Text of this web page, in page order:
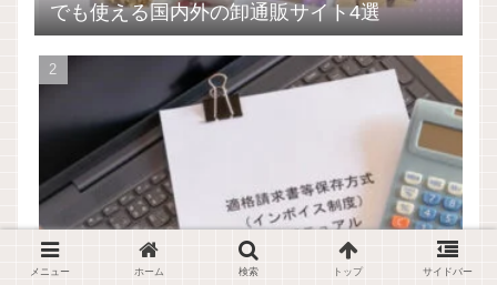
でも使える国内外の卸通販サイト4選
ハンドメイド作家に関係ある？2023年10月
から始まったインボイス制度
メニュー ホーム 検索 トップ サイドバー